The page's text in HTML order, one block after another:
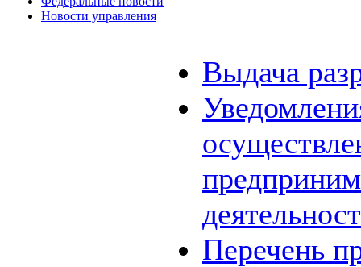
Новости управления
Выдача
Перечень